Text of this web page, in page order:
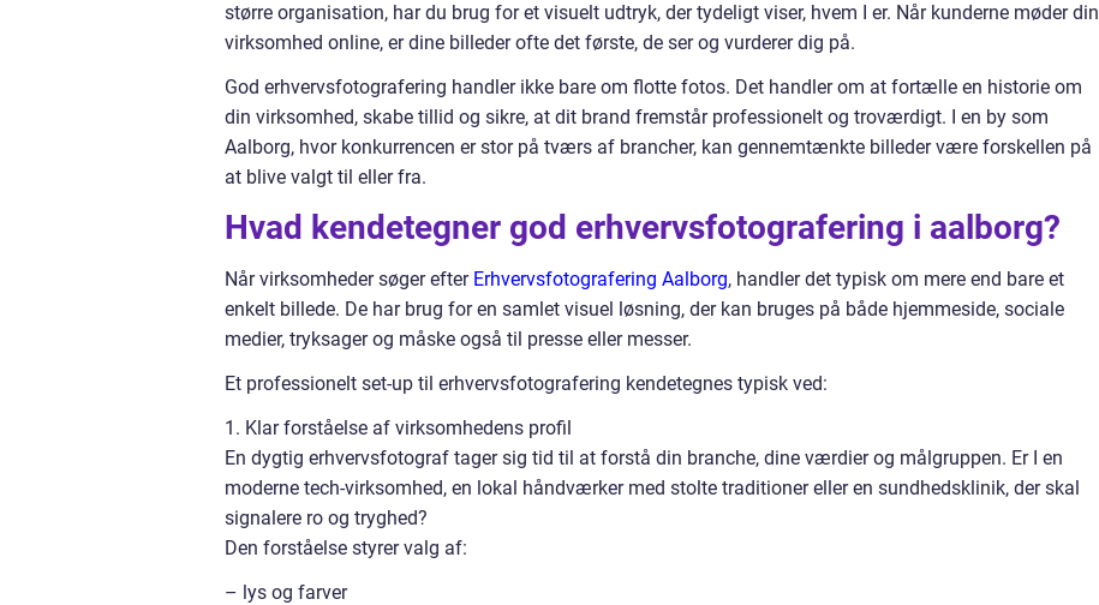
større organisation, har du brug for et visuelt udtryk, der tydeligt viser, hvem I er. Når kunderne møder din
virksomhed online, er dine billeder ofte det første, de ser og vurderer dig på.
God erhvervsfotografering handler ikke bare om flotte fotos. Det handler om at fortælle en historie om
din virksomhed, skabe tillid og sikre, at dit brand fremstår professionelt og troværdigt. I en by som
Aalborg, hvor konkurrencen er stor på tværs af brancher, kan gennemtænkte billeder være forskellen på
at blive valgt til eller fra.
Hvad kendetegner god erhvervsfotografering i aalborg?
Når virksomheder søger efter Erhvervsfotografering Aalborg, handler det typisk om mere end bare et
enkelt billede. De har brug for en samlet visuel løsning, der kan bruges på både hjemmeside, sociale
medier, tryksager og måske også til presse eller messer.
Et professionelt set-up til erhvervsfotografering kendetegnes typisk ved:
1. Klar forståelse af virksomhedens profil
En dygtig erhvervsfotograf tager sig tid til at forstå din branche, dine værdier og målgruppen. Er I en
moderne tech-virksomhed, en lokal håndværker med stolte traditioner eller en sundhedsklinik, der skal
signalere ro og tryghed?
Den forståelse styrer valg af:
– lys og farver